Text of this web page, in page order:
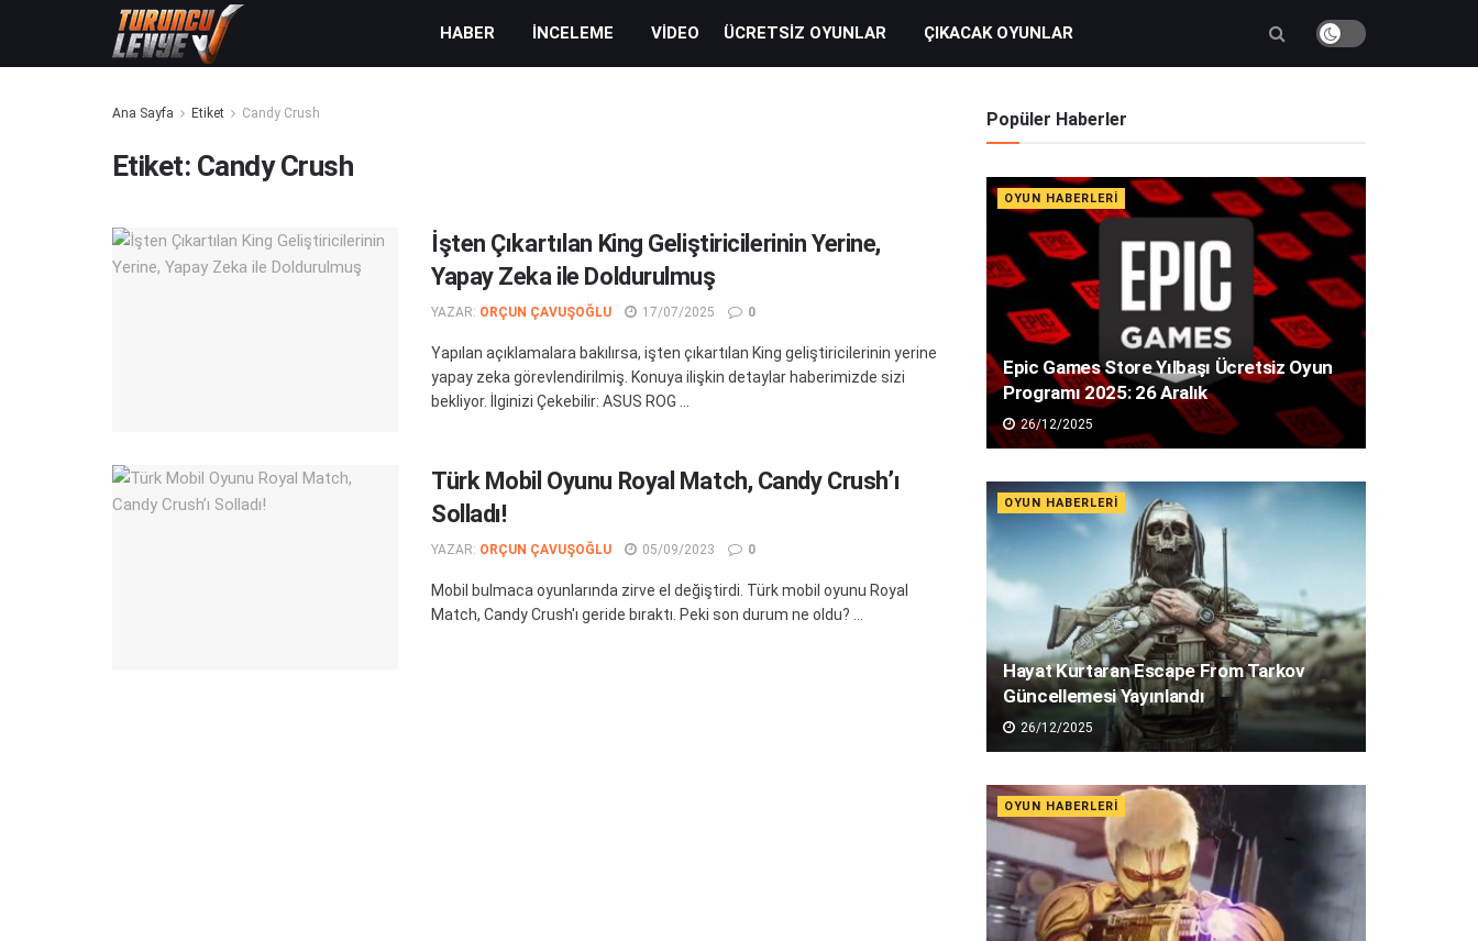
HABER İNCELEME VIDEO ÜCRETSIZ OYUNLAR ÇIKACAK OYUNLAR
Ana Sayfa Etiket Candy Crush
Etiket: Candy Crush
İşten Çıkartılan King Geliştiricilerinin Yerine,
Yapay Zeka ile Doldurulmuş
YAZAR: ORÇUN ÇAVUŞOĞLU 17/07/2025 0
Yapılan açıklamalara bakılırsa, işten çıkartılan King geliştiricilerinin yerine
yapay zeka görevlendirilmiş. Konuya ilişkin detaylar haberimizde sizi
bekliyor. İlginizi Çekebilir: ASUS ROG ...
Türk Mobil Oyunu Royal Match, Candy Crush’ı
Solladı!
YAZAR: ORÇUN ÇAVUŞOĞLU 05/09/2023 0
Mobil bulmaca oyunlarında zirve el değiştirdi. Türk mobil oyunu Royal
Match, Candy Crush'ı geride bıraktı. Peki son durum ne oldu? ...
Popüler Haberler
OYUN HABERLERI
Epic Games Store Yılbaşı Ücretsiz Oyun
Programı 2025: 26 Aralık
26/12/2025
OYUN HABERLERI
Hayat Kurtaran Escape From Tarkov
Güncellemesi Yayınlandı
26/12/2025
OYUN HABERLERI